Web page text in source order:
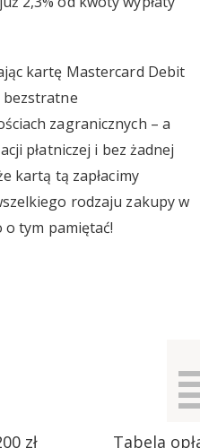
kartę Mastercard Debit
bezstratne
zagranicznych – a
płatniczej i bez żadnej
kartą tą zapłacimy
rodzaju zakupy w
o tym pamiętać!
zł Tabela